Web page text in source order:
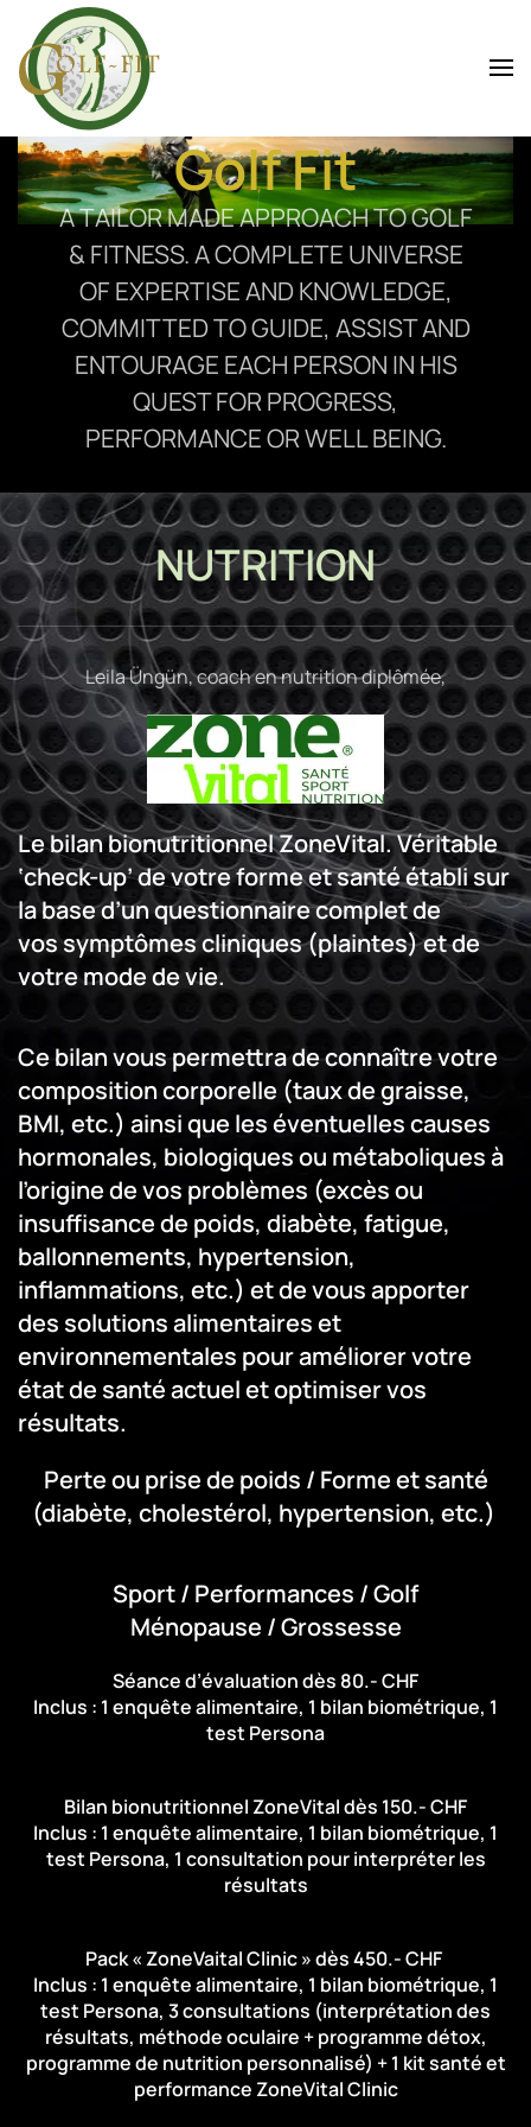
Skip to main content
Golf Fit
A TAILOR MADE APPROACH TO GOLF
& FITNESS. A COMPLETE UNIVERSE
OF EXPERTISE AND KNOWLEDGE,
COMMITTED TO GUIDE, ASSIST AND
ENTOURAGE EACH PERSON IN HIS
QUEST FOR PROGRESS,
PERFORMANCE OR WELL BEING.
NUTRITION
Leila Üngün, coach en nutrition diplômée,
Le bilan bionutritionnel ZoneVital. Véritable
‘check-up’ de votre forme et santé établi sur
la base d’un questionnaire complet de
vos symptômes cliniques (plaintes) et de
votre mode de vie.
Ce bilan vous permettra de connaître votre
composition corporelle (taux de graisse,
BMI, etc.) ainsi que les éventuellescauses
hormonales, biologiques ou métaboliquesà
l’origine de vos problèmes (excès ou
insuffisance de poids, diabète, fatigue,
ballonnements, hypertension,
inflammations, etc.) et de vous apporter
des solutions alimentaires et
environnementales pour améliorer votre
état de santé actuel etoptimiser vos
résultats.
Perte ou prise de poids / Forme et santé
(diabète, cholestérol, hypertension, etc.)
Sport / Performances / Golf
Ménopause / Grossesse
Séance d’évaluationdès 80.- CHF
Inclus : 1 enquête alimentaire, 1 bilan biométrique, 1
test Persona
Bilan bionutritionnel ZoneVitaldès 150.- CHF
Inclus : 1 enquête alimentaire, 1 bilan biométrique, 1
test Persona, 1 consultation pour interpréter les
résultats
Pack « ZoneVaital Clinic »dès 450.- CHF
Inclus : 1 enquête alimentaire, 1 bilan biométrique, 1
test Persona, 3 consultations (interprétation des
résultats, méthode oculaire + programme détox,
programme de nutrition personnalisé) + 1 kit santé et
performance ZoneVital Clinic